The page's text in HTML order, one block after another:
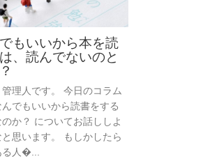
もいいから本を読
、読んでないのと
管理人です。 今日のコラム
んでもいいから読書をする
か？ についてお話ししよ
と思います。 もしかしたら
人�...